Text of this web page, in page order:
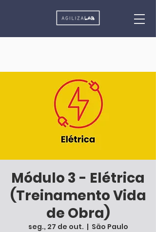
Módulo 3 - Elétrica
(Treinamento Vida
de Obra)
seg., 27 de out.
  |
São Paulo